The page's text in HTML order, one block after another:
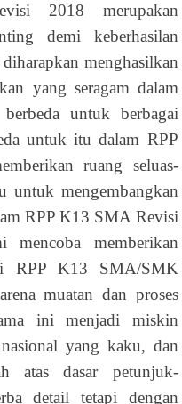
2018 merupakan
demi keberhasilan
menghasilkan
yang seragam dalam
untuk berbagai
untuk itu dalam RPP
ruang seluas-
untuk mengembangkan
RPP K13 SMA Revisi
memberikan
RPP K13 SMA/SMK
muatan dan proses
ini menjadi miskin
yang kaku, dan
atas dasar petunjuk-
detail tetapi dengan